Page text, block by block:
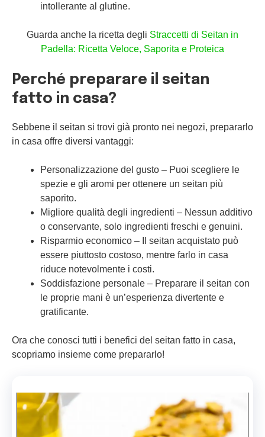
intollerante al glutine.
Guarda anche la ricetta degli Straccetti di Seitan in
Padella: Ricetta Veloce, Saporita e Proteica
Perché preparare il seitan
fatto in casa?
Sebbene il seitan si trovi già pronto nei negozi, prepararlo
in casa offre diversi vantaggi:
Personalizzazione del gusto – Puoi scegliere le
spezie e gli aromi per ottenere un seitan più
saporito.
Migliore qualità degli ingredienti – Nessun additivo
o conservante, solo ingredienti freschi e genuini.
Risparmio economico – Il seitan acquistato può
essere piuttosto costoso, mentre farlo in casa
riduce notevolmente i costi.
Soddisfazione personale – Preparare il seitan con
le proprie mani è un’esperienza divertente e
gratificante.
Ora che conosci tutti i benefici del seitan fatto in casa,
scopriamo insieme come prepararlo!